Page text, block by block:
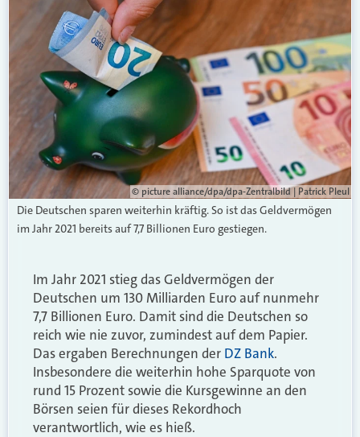
© picture alliance/dpa/dpa-Zentralbild | Patrick Pleul
Die Deutschen sparen weiterhin kräftig. So ist das Geldvermögen
im Jahr 2021 bereits auf 7,7 Billionen Euro gestiegen.
Im Jahr 2021 stieg das Geldvermögen der
Deutschen um 130 Milliarden Euro auf nunmehr
7,7 Billionen Euro. Damit sind die Deutschen so
reich wie nie zuvor, zumindest auf dem Papier.
Das ergaben Berechnungen der DZ Bank.
Insbesondere die weiterhin hohe Sparquote von
rund 15 Prozent sowie die Kursgewinne an den
Börsen seien für dieses Rekordhoch
verantwortlich, wie es hieß.